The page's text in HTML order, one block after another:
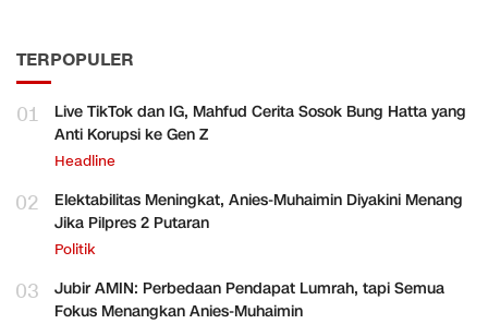
TERPOPULER
01
Live TikTok dan IG, Mahfud Cerita Sosok Bung Hatta yang
Anti Korupsi ke Gen Z
Headline
02
Elektabilitas Meningkat, Anies-Muhaimin Diyakini Menang
Jika Pilpres 2 Putaran
Politik
03
Jubir AMIN: Perbedaan Pendapat Lumrah, tapi Semua
Fokus Menangkan Anies-Muhaimin